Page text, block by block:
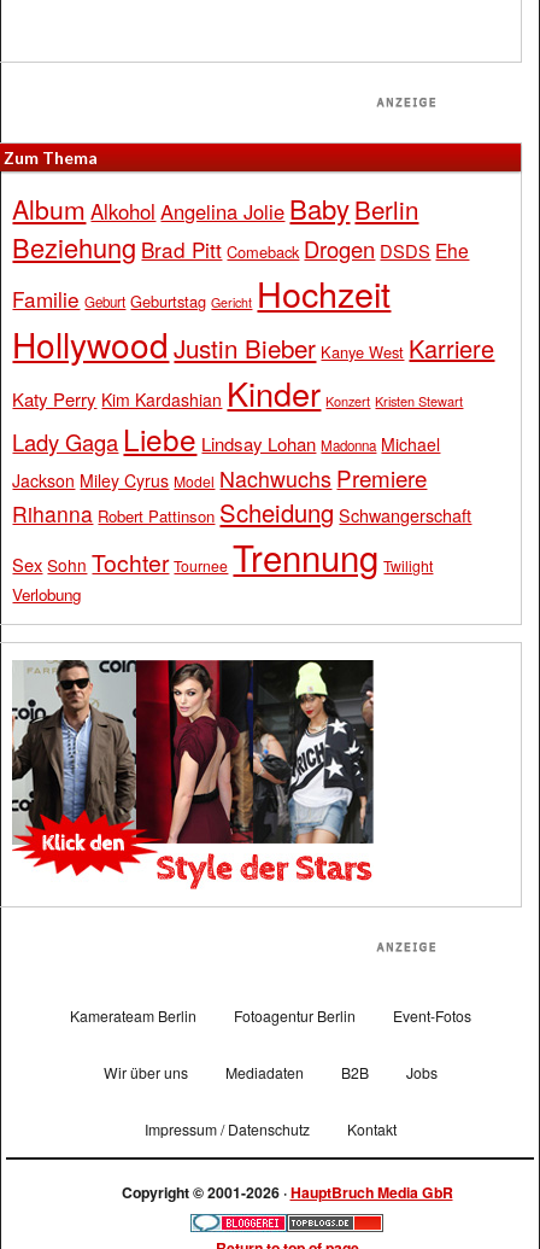
Zum Thema
Album Alkohol Angelina Jolie BabyBerlin
Beziehung Brad Pitt Comeback Drogen DSDS Ehe
Familie Geburt Geburtstag Gericht Hochzeit
Hollywood Justin Bieber Kanye West Karriere
Katy Perry Kim Kardashian Kinder Konzert Kristen Stewart
Lady Gaga Liebe Lindsay Lohan Madonna Michael
Jackson Miley Cyrus Model Nachwuchs Premiere
Rihanna Robert Pattinson Scheidung Schwangerschaft
Sex Sohn Tochter Tournee Trennung Twilight
Verlobung
Kamerateam Berlin Fotoagentur Berlin Event-Fotos
Wir über uns Mediadaten B2B Jobs
Impressum / Datenschutz Kontakt
Copyright © 2001-2026 ·HauptBruch Media GbR